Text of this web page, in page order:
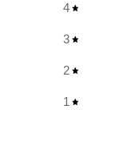
4
3
2
1